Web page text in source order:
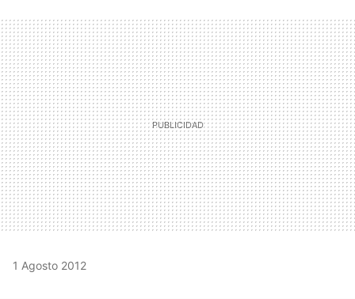
MAIL
1 Agosto 2012